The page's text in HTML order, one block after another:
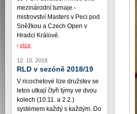
mezinárodní turnaje -
mistrovství Masters v Peci pod
Sněžkou a Czech Open v
Hradci Králové.
více
12. 10. 2018
RLD v sezóně 2018/19
V ricochetové lize družstev se
letos utkají čtyři týmy ve dvou
kolech (10.11. a 2.2.)
systémem každý s každým. Do